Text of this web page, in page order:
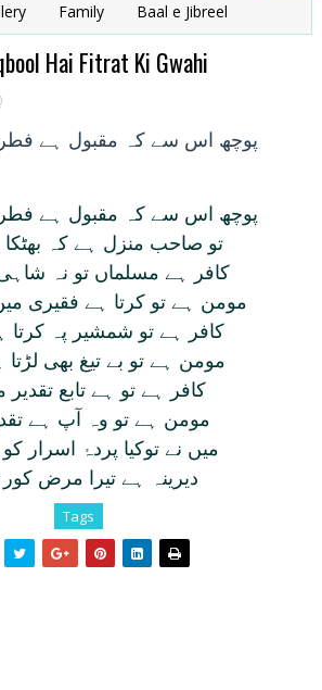
Family
Baal e Jibreel
Armaghan e Hijaz Baang e Dra
Hai Fitrat Ki Gwahi
پوچھ اس سے کہ مقبول ہے
پوچھ اس سے کہ مقبول ہے
تو صاحب منزل ہے کہ بھٹکا
کافر ہے مسلماں تو نہ
مومن ہے تو کرتا ہے فقيری
کافر ہے تو شمشير پہ کرتا
مومن ہے تو بے تيغ بھی
کافر ہے تو ہے تابع
مومن ہے تو وہ آپ ہے
ميں نے توکيا پردۂ اسرار
ديرينہ ہے تيرا مرض
Tags